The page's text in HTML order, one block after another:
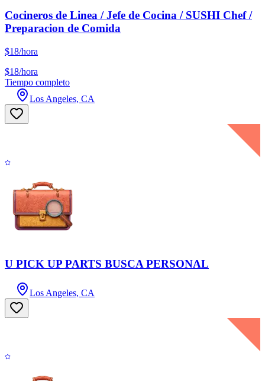
Cocineros de Linea / Jefe de Cocina / SUSHI Chef /
Preparacion de Comida
$18/hora
$18/hora
Tiempo completo
Los Angeles, CA
U PICK UP PARTS BUSCA PERSONAL
Los Angeles, CA